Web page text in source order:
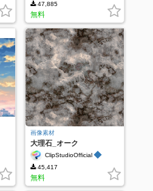
47,885
無料
画像素材
大理石_オーク
ClipStudioOfficial ◆
45,417
無料